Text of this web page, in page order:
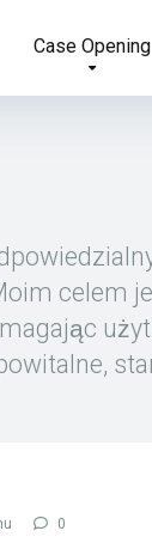
Case Opening
celem
0